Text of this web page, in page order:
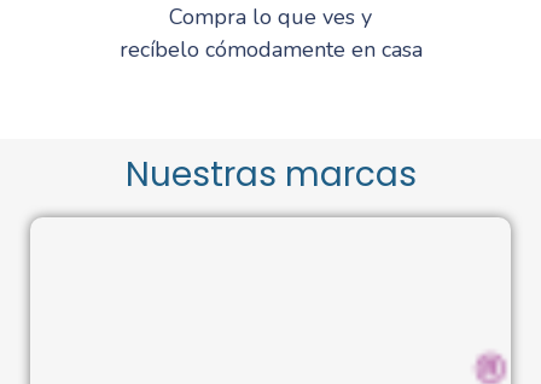
Compra lo que ves y
recíbelo cómodamente en casa
Nuestras marcas